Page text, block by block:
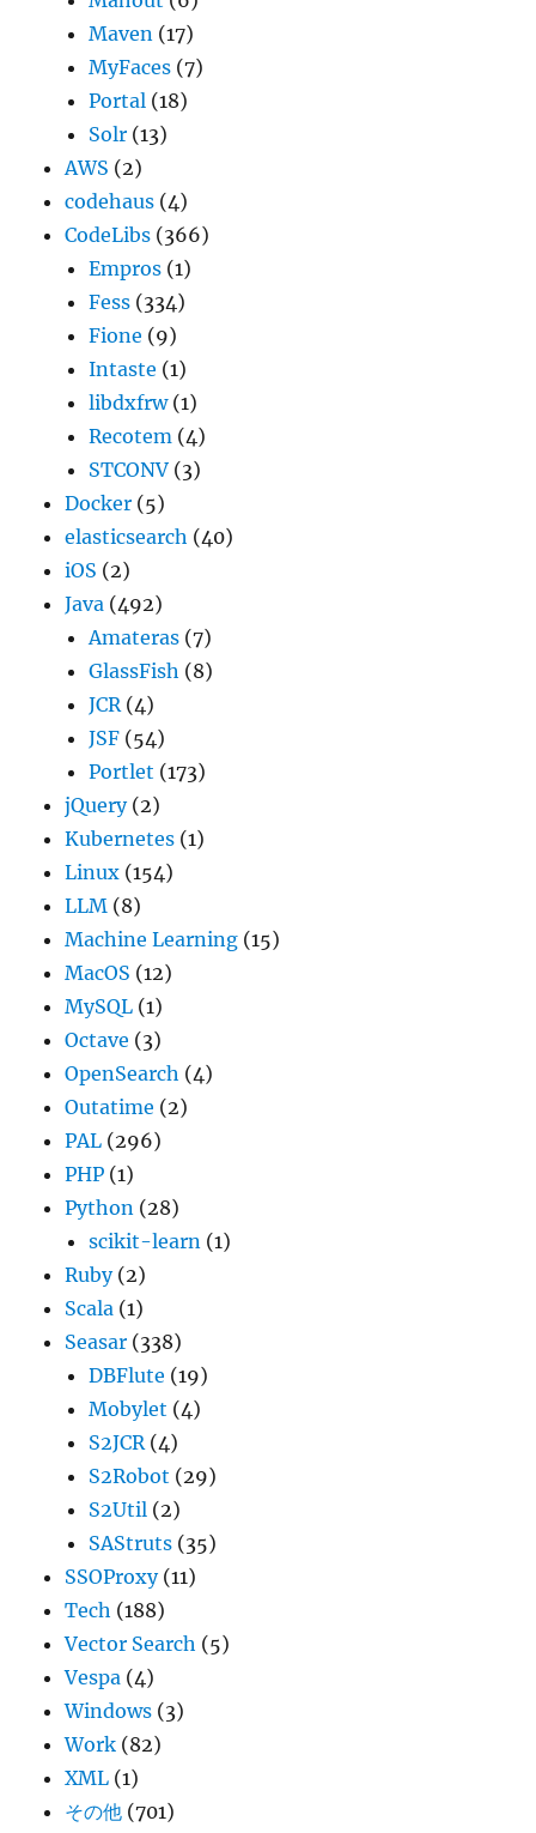
Maven (17)
MyFaces (7)
Portal (18)
Solr (13)
AWS (2)
codehaus (4)
CodeLibs (366)
Empros (1)
Fess (334)
Fione (9)
Intaste (1)
libdxfrw(1)
Recotem (4)
STCONV (3)
Docker (5)
elasticsearch (40)
iOS (2)
Java (492)
Amateras (7)
GlassFish (8)
JCR(4)
JSF (54)
Portlet (173)
jQuery(2)
Kubernetes (1)
Linux (154)
LLM (8)
Machine Learning (15)
MacOS (12)
MySQL (1)
Octave (3)
OpenSearch (4)
Outatime (2)
PAL (296)
PHP (1)
Python (28)
scikit-learn (1)
Ruby(2)
Scala (1)
Seasar (338)
DBFlute (19)
Mobylet (4)
S2JCR(4)
S2Robot (29)
S2Util (2)
SAStruts (35)
SSOProxy(11)
Tech (188)
Vector Search (5)
Vespa (4)
Windows (3)
Work (82)
XML (1)
その他 (701)